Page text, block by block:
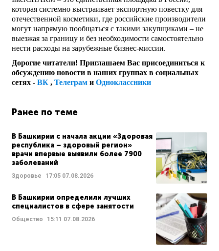
которая системно выстраивает экспортную повестку для
отечественной косметики, где российские производители
могут напрямую пообщаться с такими закупщиками – не
выезжая за границу и без необходимости самостоятельно
нести расходы на зарубежные бизнес-миссии.
Дорогие читатели! Приглашаем Вас присоединиться к
обсуждению новости в наших группах в социальных
сетях - ВК , Телеграм и Одноклассники
Ранее по теме
В Башкирии с начала акции «Здоровая
республика – здоровый регион»
врачи впервые выявили более 7900
заболеваний
Здоровье 17:05 07.08.2026
В Башкирии определили лучших
специалистов в сфере занятости
Общество 15:11 07.08.2026